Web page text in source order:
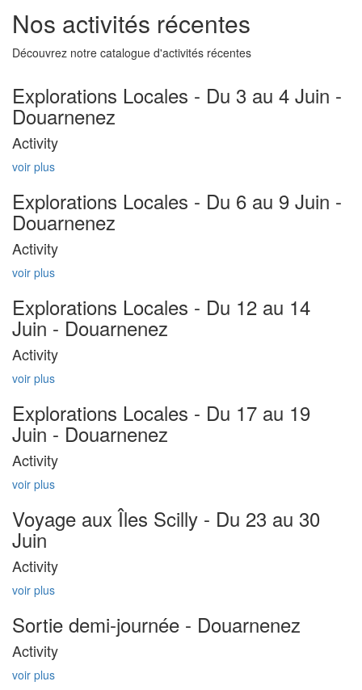
Nos activités récentes
Découvrez notre catalogue d'activités récentes
Explorations Locales - Du 3 au 4 Juin -
Douarnenez
Activity
voir plus
Explorations Locales - Du 6 au 9 Juin -
Douarnenez
Activity
voir plus
Explorations Locales - Du 12 au 14
Juin - Douarnenez
Activity
voir plus
Explorations Locales - Du 17 au 19
Juin - Douarnenez
Activity
voir plus
Voyage aux Îles Scilly - Du 23 au 30
Juin
Activity
voir plus
Sortie demi-journée - Douarnenez
Activity
voir plus